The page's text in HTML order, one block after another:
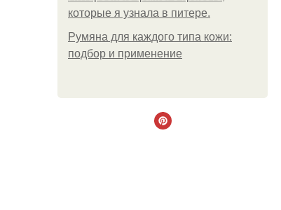
которые я узнала в питере.
Румяна для каждого типа кожи:
подбор и применение